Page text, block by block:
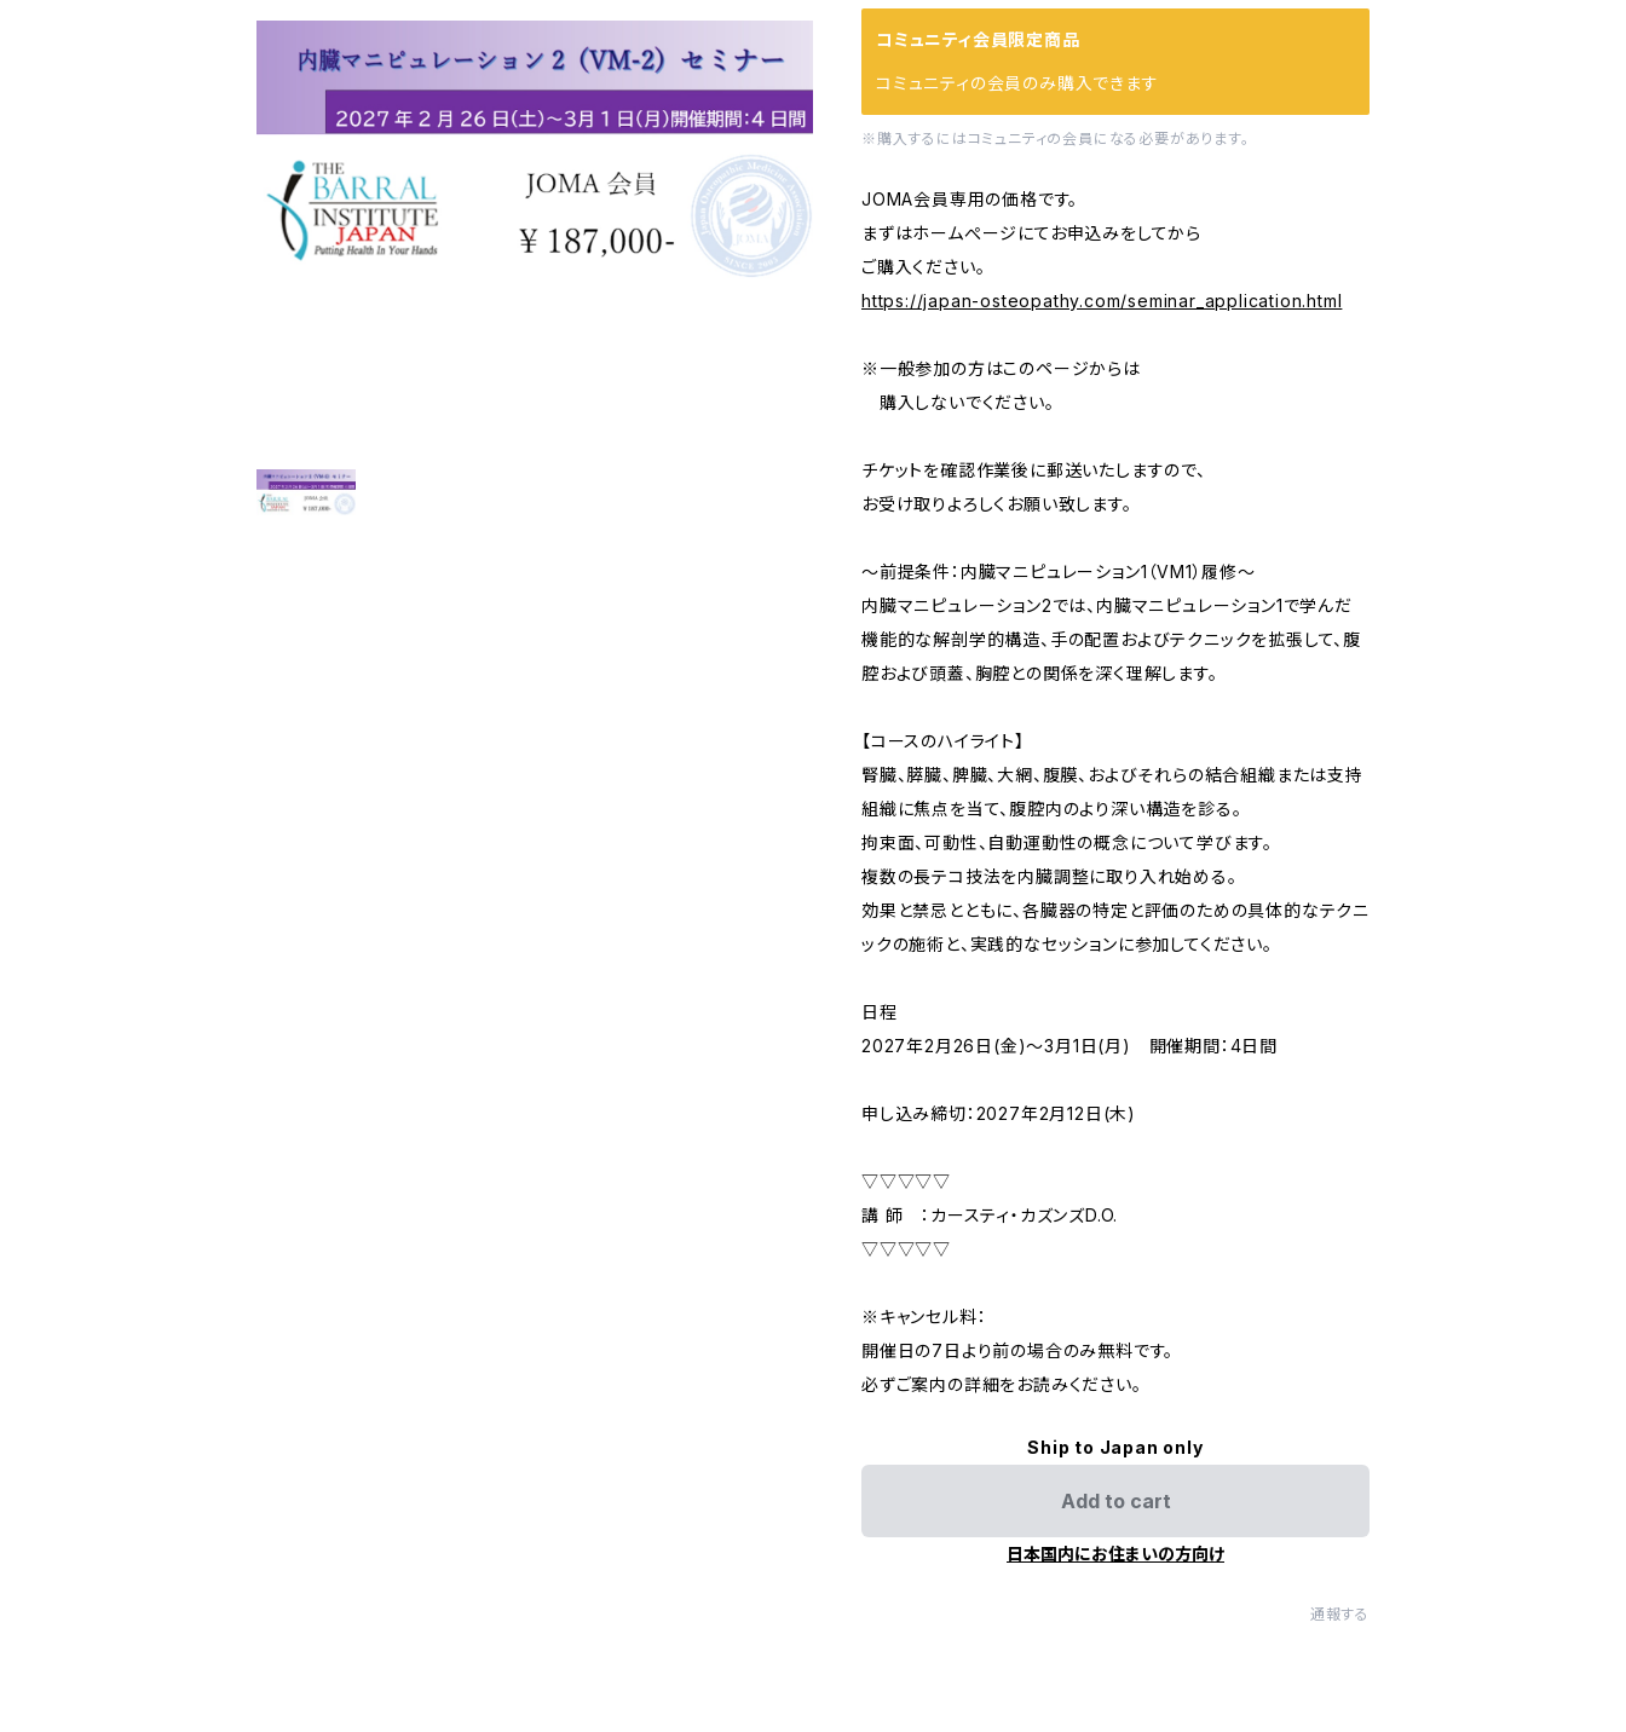
コミュニティ会員限定商品
コミュニティの会員のみ購入できます
※購入するにはコミュニティの会員になる必要があります。
JOMA会員専用の価格です。
まずはホームぺージにてお申込みをしてから
ご購入ください。
https://japan-osteopathy.com/seminar_application.html
※一般参加の方はこのページからは
購入しないでください。
チケットを確認作業後に郵送いたしますので、
お受け取りよろしくお願い致します。
～前提条件：内臓マニピュレーション1（VM1）履修～
内臓マニピュレーション2では、内臓マニピュレーション1で学んだ
機能的な解剖学的構造、手の配置およびテクニックを拡張して、腹
腔および頭蓋、胸腔との関係を深く理解します。
【コースのハイライト】
腎臓、膵臓、脾臓、大網、腹膜、およびそれらの結合組織または支持
組織に焦点を当て、腹腔内のより深い構造を診る。
拘束面、可動性、自動運動性の概念について学びます。
複数の長テコ技法を内臓調整に取り入れ始める。
効果と禁忌とともに、各臓器の特定と評価のための具体的なテクニ
ックの施術と、実践的なセッションに参加してください。
日程
2027年2月26日(金)～3月1日(月) 開催期間：4日間
申し込み締切：2027年2月12日(木)
▽▽▽▽▽
講 師 ：カースティ・カズンズD.O.
▽▽▽▽▽
※キャンセル料：
開催日の7日より前の場合のみ無料です。
必ずご案内の詳細をお読みください。
Ship to Japan only
Add to cart
日本国内にお住まいの方向け
通報する